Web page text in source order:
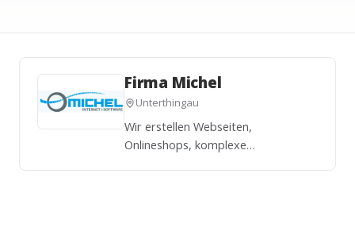
Firma Michel
Unterthingau
Wir erstellen Webseiten,
Onlineshops, komplexe